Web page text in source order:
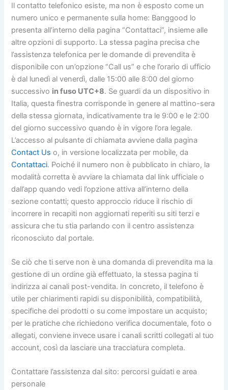
Il contatto telefonico esiste, ma non è esposto come un
numero unico e permanente sulla home: Banggood lo
presenta all’interno della pagina “Contattaci”, insieme alle
altre opzioni di supporto. La stessa pagina precisa che
l’assistenza telefonica per le domande di prevendita è
disponibile con un’opzione “Call us” e che l’orario di ufficio
è dal lunedì al venerdì, dalle 15:00 alle 8:00 del giorno
successivo in fuso UTC+8. Se guardi da un dispositivo in
Italia, questa finestra corrisponde in genere al mattino-sera
della stessa giornata, indicativamente tra le 9:00 e le 2:00
del giorno successivo quando è in vigore l’ora legale.
L’accesso al pulsante di chiamata avviene dalla pagina
Contact Us o, in versione localizzata per mobile, da
Contattaci. Poiché il numero non è pubblicato in chiaro, la
modalità corretta è avviare la chiamata dal link ufficiale o
dall’app quando vedi l’opzione attiva all’interno della
sezione contatti; questo approccio riduce il rischio di
incorrere in recapiti non aggiornati reperiti su siti terzi e
assicura che tu stia parlando con il centro assistenza
riconosciuto dal portale.
Se ciò che ti serve non è una domanda di prevendita ma la
gestione di un ordine già effettuato, la stessa pagina ti
indirizza ai canali post-vendita. In concreto, il telefono è
utile per chiarimenti rapidi su disponibilità, compatibilità,
specifiche dei prodotti o su come impostare un acquisto;
per le pratiche che richiedono verifica documentale, foto o
allegati, conviene invece usare i canali scritti collegati al tuo
account, così da lasciare una tracciatura completa.
Contattare l’assistenza dal sito: percorsi guidati e area
personale